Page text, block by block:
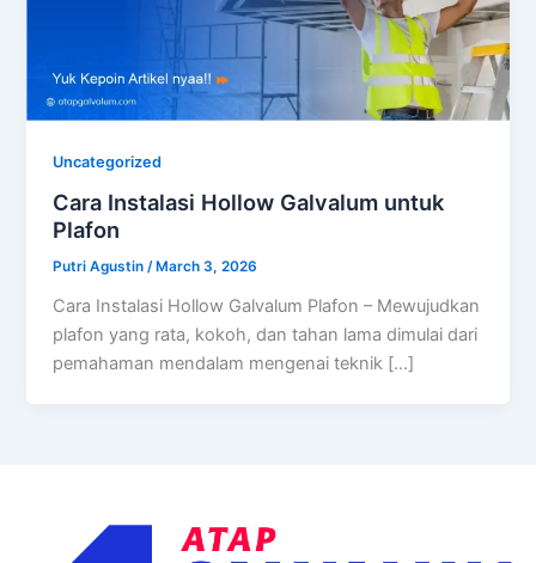
Uncategorized
Cara Instalasi Hollow Galvalum untuk
Plafon
Putri Agustin/ March 3, 2026
Cara Instalasi Hollow Galvalum Plafon – Mewujudkan
plafon yang rata, kokoh, dan tahan lama dimulai dari
pemahaman mendalam mengenai teknik […]